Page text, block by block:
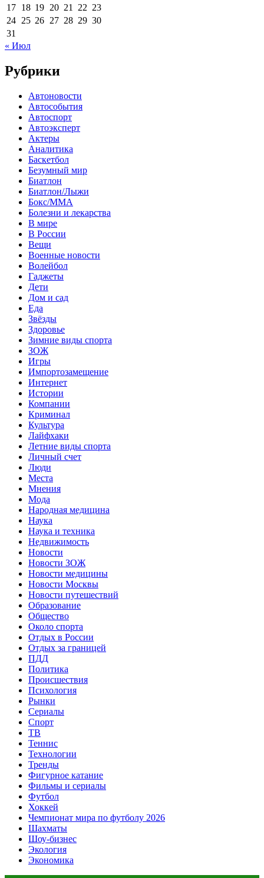
17 18 19 20 21 22 23
24 25 26 27 28 29 30
31
« Июл
Рубрики
Автоновости
Автособытия
Автоспорт
Автоэксперт
Актеры
Аналитика
Баскетбол
Безумный мир
Биатлон
Биатлон/Лыжи
Бокс/MMA
Болезни и лекарства
В мире
В России
Вещи
Военные новости
Волейбол
Гаджеты
Дети
Дом и сад
Еда
Звёзды
Здоровье
Зимние виды спорта
ЗОЖ
Игры
Импортозамещение
Интернет
Истории
Компании
Криминал
Культура
Лайфхаки
Летние виды спорта
Личный счет
Люди
Места
Мнения
Мода
Народная медицина
Наука
Наука и техника
Недвижимость
Новости
Новости ЗОЖ
Новости медицины
Новости Москвы
Новости путешествий
Образование
Общество
Около спорта
Отдых в России
Отдых за границей
ПДД
Политика
Происшествия
Психология
Рынки
Сериалы
Спорт
ТВ
Теннис
Технологии
Тренды
Фигурное катание
Фильмы и сериалы
Футбол
Хоккей
Чемпионат мира по футболу 2026
Шахматы
Шоу-бизнес
Экология
Экономика